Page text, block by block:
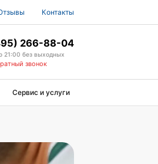
Контакты
266-88-04
21:00 без выходных
звонок
Сервис и услуги